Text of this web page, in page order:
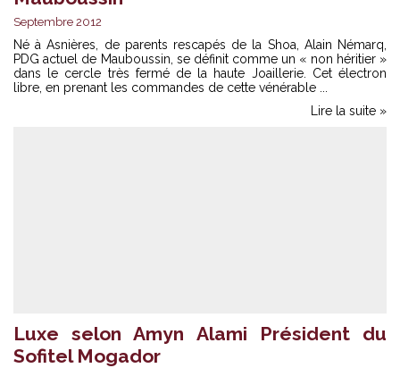
Septembre 2012
Né à Asnières, de parents rescapés de la Shoa, Alain Némarq,
PDG actuel de Mauboussin, se définit comme un « non héritier »
dans le cercle très fermé de la haute Joaillerie. Cet électron
libre, en prenant les commandes de cette vénérable ...
Lire la suite »
Luxe selon Amyn Alami Président du
Sofitel Mogador